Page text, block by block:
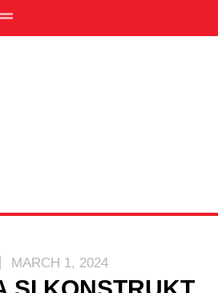
MARCH 1, 2024